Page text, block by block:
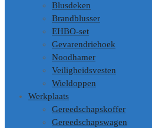
Blusdeken
Brandblusser
EHBO-set
Gevarendriehoek
Noodhamer
Veiligheidsvesten
Wieldoppen
Werkplaats
Gereedschapskoffer
Gereedschapswagen